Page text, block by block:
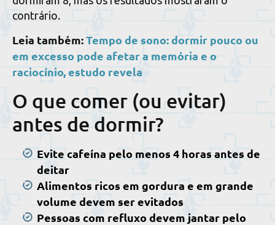
contrário.
Leia também:Tempo de sono: dormir pouco ou
em excesso pode afetar a memória e o
raciocínio, estudo revela
O que comer (ou evitar)
antes de dormir?
Evite cafeína pelo menos 4 horas antes de
deitar
Alimentos ricos em gordura e em grande
volume devem ser evitados
Pessoas com refluxo devem jantar pelo